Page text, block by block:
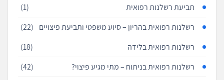
תביעת רשלנות רפואית
(1)
רשלנות רפואית בהריון – סיוע משפטי ותביעת פיצויים
(22)
רשלנות רפואית בלידה
(18)
רשלנות רפואית בניתוח – מתי מגיע פיצוי?
(42)